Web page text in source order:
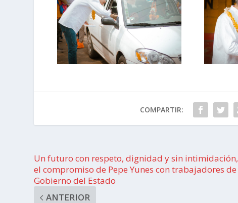
COMPARTIR:
Un futuro con respeto, dignidad y sin intimidación,
el compromiso de Pepe Yunes con trabajadores de
Gobierno del Estado
ANTERIOR